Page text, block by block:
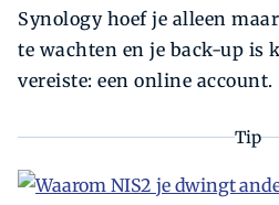
Synology hoef je alleen
te wachten en je back-up is
vereiste: een online account.
Tip